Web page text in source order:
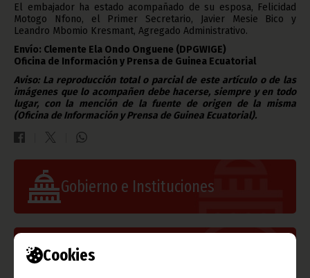
Cookies
El embajador ha estado acompañado de su esposa, Felicidad
Motogo Nfono, el Primer Secretario, Javier Mesie Bico y
Leandro Mbomio Kresmant, Agregado Administrativo.
Envío: Clemente Ela Ondo Onguene (DPGWIGE)
Oficina de Información y Prensa de Guinea Ecuatorial
Aviso: La reproducción total o parcial de este artículo o de las
imágenes que lo acompañen debe hacerse, siempre y en todo
lugar, con la mención de la fuente de origen de la misma
(Oficina de Información y Prensa de Guinea Ecuatorial).
Gobierno e Instituciones
Información de Guinea Ecuatorial